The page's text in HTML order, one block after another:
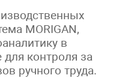
MORIGAN,
в
контроля за
ручного труда.